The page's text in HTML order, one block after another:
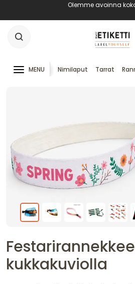
Olemme avoinna
MENU Nimilaput Tarrat
kukkakuviolla